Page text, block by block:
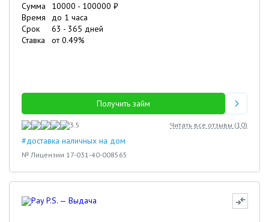
Сумма 10000 - 100000 ₽
Время
до 1 часа
Срок
63 - 365 дней
Ставка
от0.49%
Получить займ
3.5 Читать все отзывы (10)
#доставка наличных на дом
№ Лицензии 17-031-40-008565